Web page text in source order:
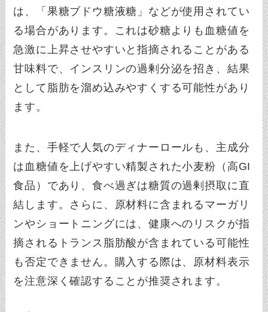
は、「果糖ブドウ糖液糖」などが使用されてい
る場合があります。これは砂糖よりも血糖値を
急激に上昇させやすいと指摘されることがある
甘味料で、インスリンの過剰分泌を招き、結果
として脂肪を溜め込みやすくする可能性があり
ます。
また、手軽で人気のディナーロールも、主成分
は血糖値を上げやすい精製された小麦粉（高GI
食品）であり、食べ過ぎは糖質の過剰摂取に直
結します。さらに、原材料に含まれるマーガリ
ンやショートニングには、健康へのリスクが指
摘されるトランス脂肪酸が含まれている可能性
も否定できません。購入する際は、原材料表示
を注意深く確認することが推奨されます。